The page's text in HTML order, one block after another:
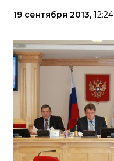
19 сентября 2013, 12:24